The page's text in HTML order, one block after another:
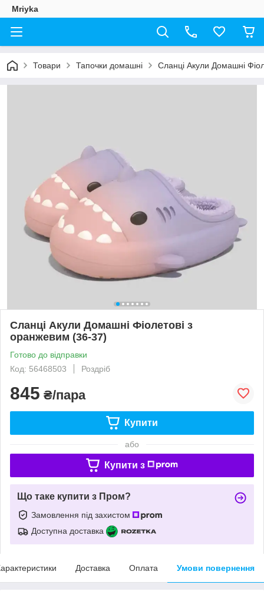
Mriyka
Товари Тапочки домашні Сланці Акули Домашні
Сланці Акули Домашні Фіолетові з
оранжевим (36-37)
Готово до відправки
Код: 56468503
Роздріб
845 ₴/пара
Купити
або
Купити з
Що таке купити з Пром?
Замовлення під захистом
Доступна доставка
Доставка Оплата Умови повернення